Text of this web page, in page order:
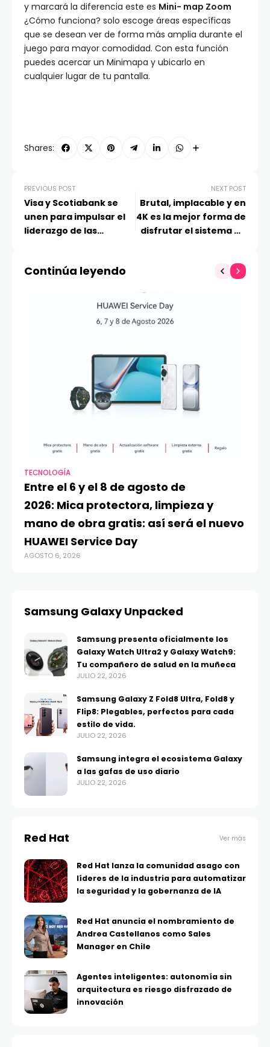
y marcará la diferencia este es Mini- map Zoom
¿Cómo funciona? solo escoge áreas específicas
que se desean ver de forma más amplia durante el
juego para mayor comodidad. Con esta función
puedes acercar un Minimapa y ubicarlo en
cualquier lugar de tu pantalla.
Shares:
PREVIOUS POST
Visa y Scotiabank se
unen para impulsar el
liderazgo de las
NEXT POST
Brutal, implacable y en
4K es la mejor forma de
disfrutar el sistema de
Continúa leyendo
TECNOLOGÍA
Entre el 6 y el 8 de agosto de
2026: Mica protectora, limpieza y
mano de obra gratis: así será el nuevo
HUAWEI Service Day
AGOSTO 6, 2026
Samsung Galaxy Unpacked
Samsung presenta oficialmente los
Galaxy Watch Ultra2 y Galaxy Watch9:
Tu compañero de salud en la muñeca
JULIO 22, 2026
Samsung Galaxy Z Fold8 Ultra, Fold8 y
Flip8: Plegables, perfectos para cada
estilo de vida.
JULIO 22, 2026
Samsung integra el ecosistema Galaxy
a las gafas de uso diario
JULIO 22, 2026
Red Hat Ver más
Red Hat lanza la comunidad asago con
líderes de la industria para automatizar
la seguridad y la gobernanza de IA
Red Hat anuncia el nombramiento de
Andrea Castellanos como Sales
Manager en Chile
Agentes inteligentes: autonomía sin
arquitectura es riesgo disfrazado de
innovación